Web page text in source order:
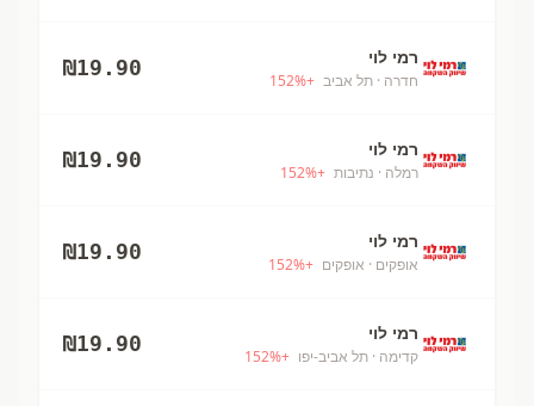
רמי לוי
חדרה · תל אביב +
152%
₪19.90
רמי לוי
רמלה · נתיבות +
152%
₪19.90
רמי לוי
אופקים · אופקים +
152%
₪19.90
רמי לוי
קדימה · תל אביב-יפו +
152%
₪19.90